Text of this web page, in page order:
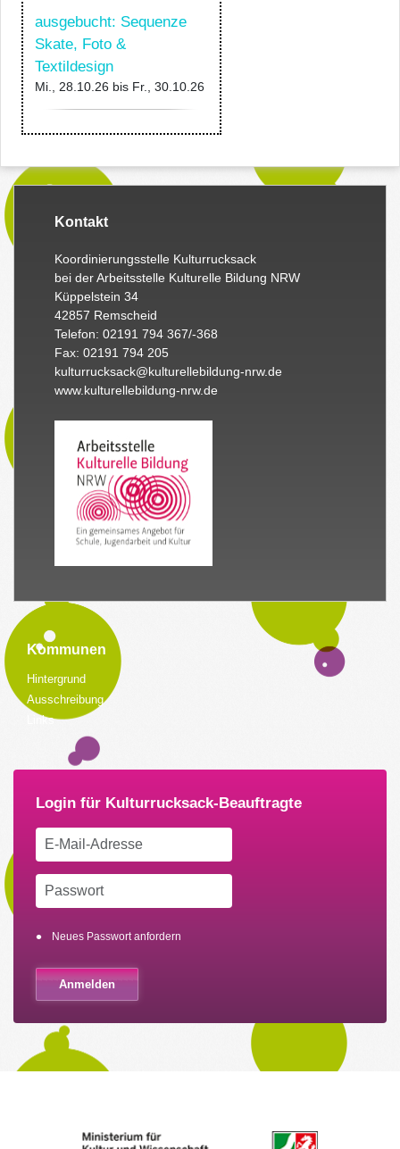
ausgebucht: Sequenze
Skate, Foto &
Textildesign
Mi., 28.10.26 bis Fr., 30.10.26
Kontakt
Koordinierungsstelle Kulturrucksack
bei der Arbeitsstelle Kulturelle Bildung NRW
Küppelstein 34
42857 Remscheid
Telefon: 02191 794 367/-368
Fax: 02191 794 205
kulturrucksack@kulturellebildung-nrw.de
www.kulturellebildung-nrw.de
Kommunen
Hintergrund
Ausschreibung
Links
Neues Passwort anfordern